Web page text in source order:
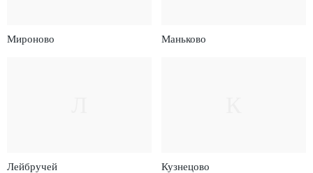
Мироново Маньково
Лейбручей Кузнецово